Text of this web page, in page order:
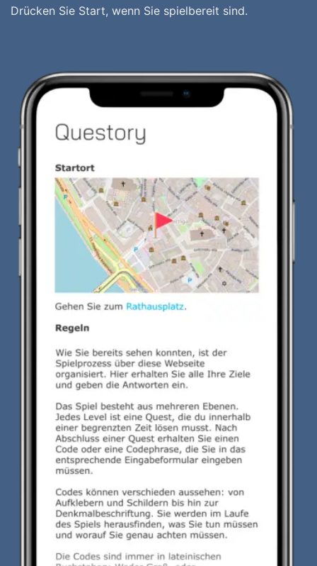
Drücken Sie Start, wenn Sie spielbereit sind.